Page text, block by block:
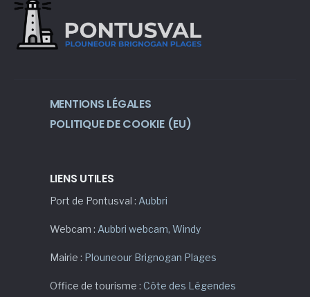
MENTIONS LÉGALES
POLITIQUE DE COOKIE (EU)
LIENS UTILES
Port de Pontusval : Aubbri
Webcam : Aubbri webcam, Windy
Mairie : Plouneour Brignogan Plages
Office de tourisme : Côte des Légendes